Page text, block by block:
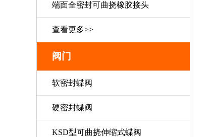
端面全密封可曲挠橡胶接头
查看更多>>
阀门
软密封蝶阀
硬密封蝶阀
KSD型可曲挠伸缩式蝶阀